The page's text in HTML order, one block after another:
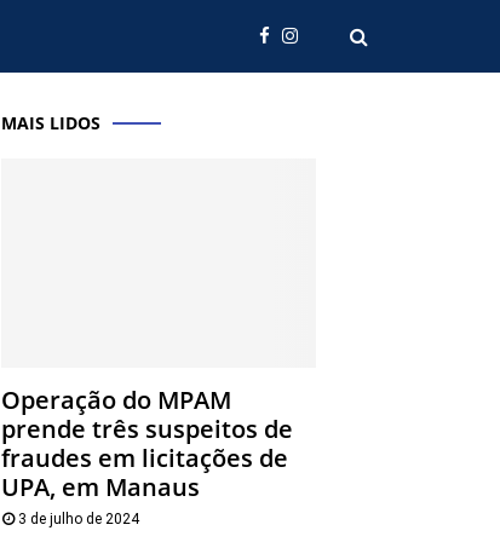
MAIS LIDOS
Operação do MPAM
prende três suspeitos de
fraudes em licitações de
UPA, em Manaus
3 de julho de 2024